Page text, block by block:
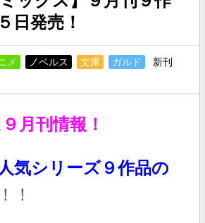
日発売！
メ ノベルス 文庫 ガルド
新刊
９月刊情報！
気シリーズ９作品の
！